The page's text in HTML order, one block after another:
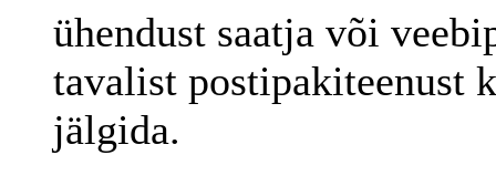
ühendust saatja või
tavalist postipakiteenust
jälgida.